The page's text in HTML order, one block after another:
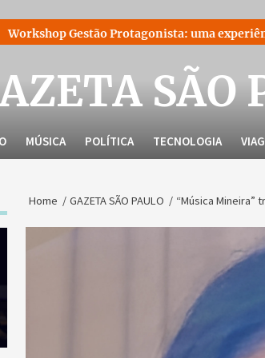
Protagonista: uma experiência para quem
SÃO
MÚSICA POLÍTICA TECNOLOGIA
Home GAZETA SÃO PAULO “Música Mineira”